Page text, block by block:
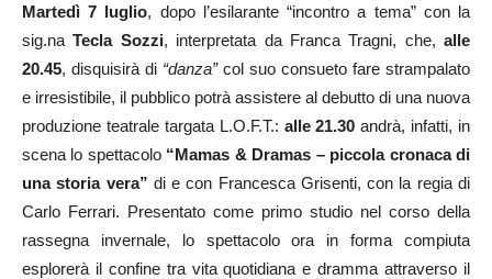
Martedì 7 luglio, dopo l’esilarante “incontro a tema” con la
sig.naTecla Sozzi, interpretata da Franca Tragni, che, alle
20.45, disquisirà di “danza”col suo consueto fare strampalato
e irresistibile, il pubblico potrà assistere al debutto di una nuova
produzione teatrale targata L.O.F.T.: alle 21.30 andrà, infatti, in
scena lo spettacolo “Mamas & Dramas – piccola cronaca di
una storia vera” di e con Francesca Grisenti, con la regia di
Carlo Ferrari. Presentato come primo studio nel corso della
rassegna invernale, lo spettacolo ora in forma compiuta
esplorerà il confine tra vita quotidiana e dramma attraverso il